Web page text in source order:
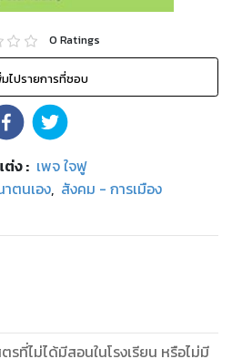
0 Ratings
มไปรายการที่ชอบ
ง : เพจ ใจฟู
ตนเอง, สังคม - การเมือง
ที่ไม่ได้มีสอนในโรงเรียน หรือไม่มี